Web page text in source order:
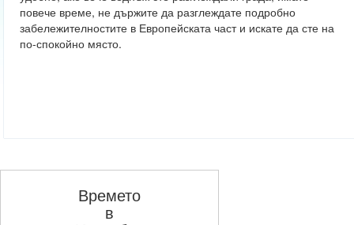
повече време, не държите да разглеждате подробно
забележителностите в Европейската част и искате да сте на
по-спокойно място.
Времето
в